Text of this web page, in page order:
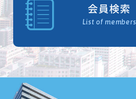
会員検索
List of members